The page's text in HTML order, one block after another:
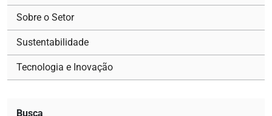
Sobre o Setor
Sustentabilidade
Tecnologia e Inovação
Busca